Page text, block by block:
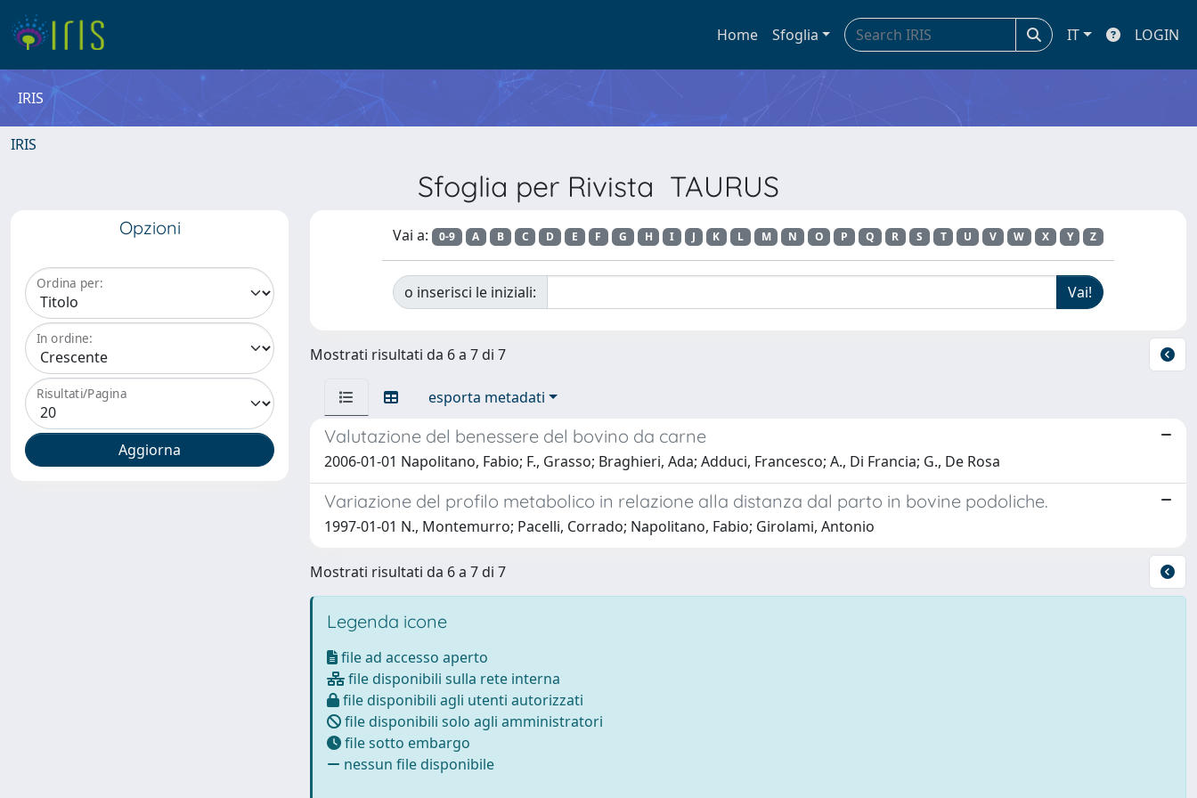
Home Sfoglia IT LOGIN
IRIS
IRIS
Sfoglia per Rivista TAURUS
Opzioni
Ordina per:
In ordine:
Risultati/Pagina
Vai a: 0-9 A B C D E F G H I J K L M N O P Q R S T U V W X Y Z
o inserisci le iniziali:
Mostrati risultati da 6 a 7 di 7
esporta metadati
Valutazione del benessere del bovino da carne
2006-01-01 Napolitano, Fabio; F., Grasso; Braghieri, Ada; Adduci, Francesco; A., Di Francia; G., De Rosa
Variazione del profilo metabolico in relazione alla distanza dal parto in bovine podoliche.
1997-01-01 N., Montemurro; Pacelli, Corrado; Napolitano, Fabio; Girolami, Antonio
Mostrati risultati da 6 a 7 di 7
Legenda icone
file ad accesso aperto
file disponibili sulla rete interna
file disponibili agli utenti autorizzati
file disponibili solo agli amministratori
file sotto embargo
nessun file disponibile